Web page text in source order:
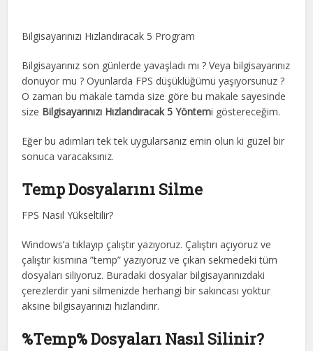
Bilgisayarınızı Hızlandıracak 5 Program
Bilgisayarınız son günlerde yavaşladı mı ? Veya bilgisayarınız
donuyor mu ? Oyunlarda FPS düşüklüğümü yaşıyorsunuz ?
O zaman bu makale tamda size göre bu makale sayesinde
size Bilgisayarınızı Hızlandıracak 5 Yöntemi göstereceğim.
Eğer bu adımları tek tek uygularsanız emin olun ki güzel bir
sonuca varacaksınız.
Temp Dosyalarını Silme
FPS Nasıl Yükseltilir?
Windows’a tıklayıp çalıştır yazıyoruz. Çalıştırı açıyoruz ve
çalıştır kısmına ”temp” yazıyoruz ve çıkan sekmedeki tüm
dosyaları siliyoruz. Buradaki dosyalar bilgisayarınızdaki
çerezlerdir yani silmenizde herhangi bir sakıncası yoktur
aksine bilgisayarınızı hızlandırır.
%Temp% Dosyaları Nasıl Silinir?